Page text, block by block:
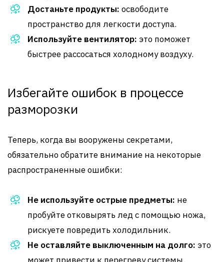
Достаньте продукты: освободите
пространство для легкости доступа.
Используйте вентилятор: это поможет
быстрее рассосаться холодному воздуху.
Избегайте ошибок в процессе
разморозки
Теперь, когда вы вооружены секретами,
обязательно обратите внимание на некоторые
распространенные ошибки:
Не используйте острые предметы: не
пробуйте отковырять лед с помощью ножа,
рискуете повредить холодильник.
Не оставляйте выключенным на долго: это